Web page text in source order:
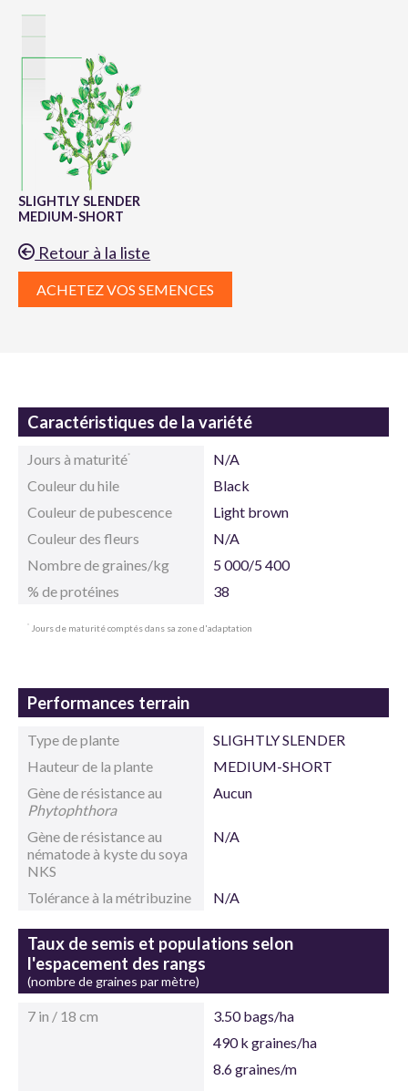
SLIGHTLY SLENDER
MEDIUM-SHORT
Retour à la liste
ACHETEZ VOS SEMENCES
Caractéristiques de la variété
Jours à maturité*
N/A
Couleur du hile
Black
Couleur de pubescence
Light brown
Couleur des fleurs
N/A
Nombre de graines/kg
5 000/5 400
% de protéines
38
* Jours de maturité comptés dans sa zone d'adaptation
Performances terrain
Type de plante
SLIGHTLY SLENDER
Hauteur de la plante
MEDIUM-SHORT
Gène de résistance au
Phytophthora
Aucun
Gène de résistance au
nématode à kyste du soya
NKS
N/A
Tolérance à la métribuzine N/A
Taux de semis et populations selon
l'espacement des rangs
(nombre de graines par mètre)
7 in / 18 cm
3.50 bags/ha
490 k graines/ha
8.6 graines/m